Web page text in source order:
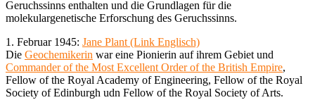
Geruchssinns enthalten und die Grundlagen für die
molekulargenetische Erforschung des Geruchssinns.
1. Februar 1945: Jane Plant (Link Englisch)
Die Geochemikerin war eine Pionierin auf ihrem Gebiet und
Commander of the Most Excellent Order of the British Empire,
Fellow of the Royal Academy of Engineering, Fellow of the Royal
Society of Edinburgh udn Fellow of the Royal Society of Arts.